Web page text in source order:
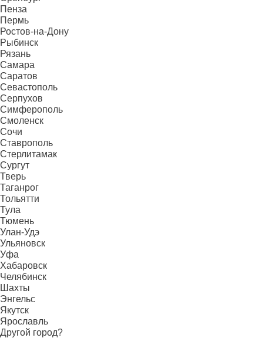
Пенза
Пермь
Ростов-на-Дону
Рыбинск
Рязань
Самара
Саратов
Севастополь
Серпухов
Симферополь
Смоленск
Сочи
Ставрополь
Стерлитамак
Сургут
Тверь
Таганрог
Тольятти
Тула
Тюмень
Улан-Удэ
Ульяновск
Уфа
Хабаровск
Челябинск
Шахты
Энгельс
Якутск
Ярославль
Другой город?